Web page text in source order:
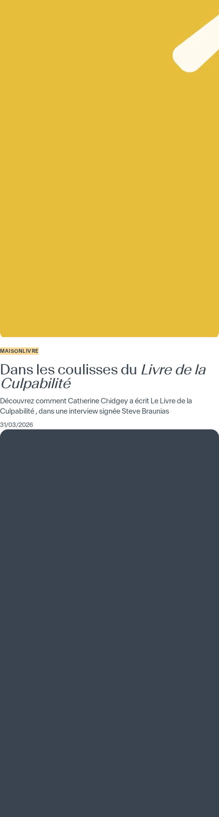
MAISONLIVRE
Dans les coulisses du Livre de la
Culpabilité
Découvrez comment Catherine Chidgey a écrit Le Livre de la
Culpabilité , dans une interview signée Steve Braunias
31/03/2026